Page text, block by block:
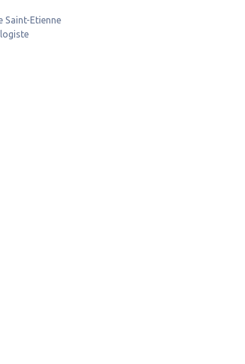
Saint-Etienne